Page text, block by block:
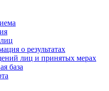
о результатах
лиц и принятых мерах
база